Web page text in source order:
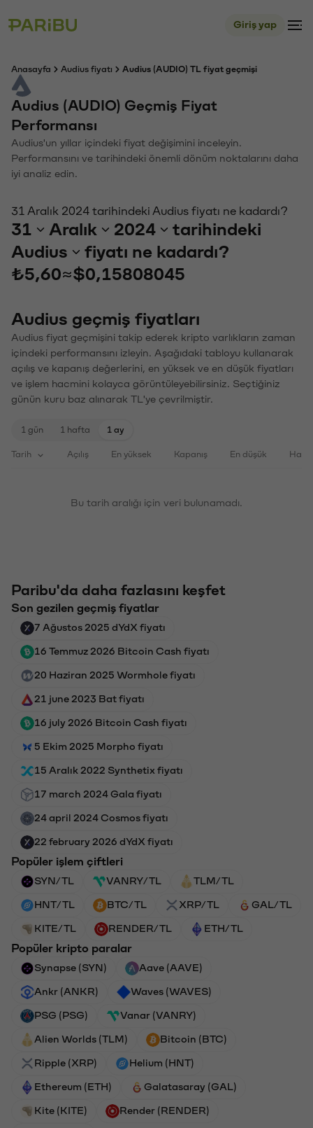
Giriş yap
Anasayfa Audius fiyatı Audius (AUDIO) TL fiyat geçmişi
Audius (AUDIO) Geçmiş Fiyat
Performansı
Audius'un yıllar içindeki fiyat değişimini inceleyin.
Performansını ve tarihindeki önemli dönüm noktalarını daha
iyi analiz edin.
31 Aralık 2024 tarihindeki Audius fiyatı ne kadardı?
31 Aralık 2024
tarihindeki
Audius
fiyatı ne kadardı?
₺5,60≈$0,15808045
Audius geçmiş fiyatları
Audius fiyat geçmişini takip ederek kripto varlıkların zaman
içindeki performansını izleyin. Aşağıdaki tabloyu kullanarak
açılış ve kapanış değerlerini, en yüksek ve en düşük fiyatları
ve işlem hacmini kolayca görüntüleyebilirsiniz. Seçtiğiniz
günün kuru baz alınarak TL'ye çevrilmiştir.
1 gün 1 hafta 1 ay
Tarih Açılış En yüksek Kapanış En düşük
Bu tarih aralığı için veri bulunamadı.
Paribu'da daha fazlasını keşfet
Son gezilen geçmiş fiyatlar
7 Ağustos 2025 dYdX fiyatı
16 Temmuz 2026 Bitcoin Cash fiyatı
20 Haziran 2025 Wormhole fiyatı
21 june 2023 Bat fiyatı
16 july 2026 Bitcoin Cash fiyatı
5 Ekim 2025 Morpho fiyatı
15 Aralık 2022 Synthetix fiyatı
17 march 2024 Gala fiyatı
24 april 2024 Cosmos fiyatı
22 february 2026 dYdX fiyatı
Popüler işlem çiftleri
SYN/TL VANRY/TL TLM/TL
HNT/TL BTC/TL XRP/TL GAL/TL
KITE/TL RENDER/TL ETH/TL
Popüler kripto paralar
Synapse (SYN) Aave (AAVE)
Ankr (ANKR) Waves (WAVES)
PSG (PSG) Vanar (VANRY)
Alien Worlds (TLM) Bitcoin (BTC)
Ripple (XRP) Helium (HNT)
Ethereum (ETH) Galatasaray (GAL)
Kite (KITE) Render (RENDER)